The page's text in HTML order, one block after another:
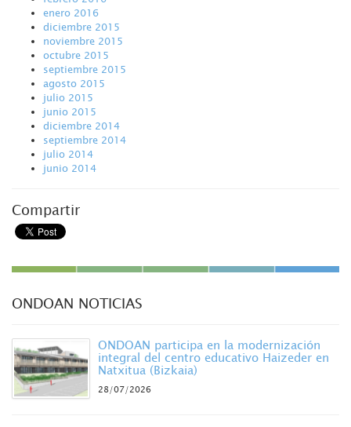
enero 2016
diciembre 2015
noviembre 2015
octubre 2015
septiembre 2015
agosto 2015
julio 2015
junio 2015
diciembre 2014
septiembre 2014
julio 2014
junio 2014
Compartir
ONDOAN NOTICIAS
ONDOAN participa en la modernización
integral del centro educativo Haizeder en
Natxitua (Bizkaia)
28/07/2026